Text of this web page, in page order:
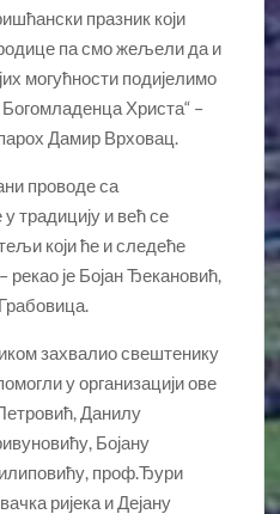
празник који
па смо жељели да и
могућности подијелимо
Христа“ –
Дамир Врховац.
проводе са
традицију и већ се
који ће и следеће
рекао је Бојан Ђекановић,
захвалио свештенику
у организацији ове
Данилу
Бојану
проф.Ђури
ријека и Дејану